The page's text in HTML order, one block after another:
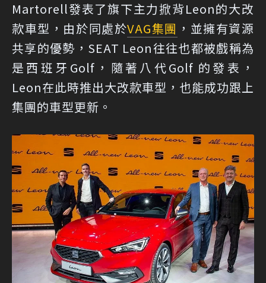
Martorell發表了旗下主力掀背Leon的大改
款車型，由於同處於VAG集團 ，並擁有資源
共享的優勢，SEAT Leon往往也都被戲稱為
是西班牙Golf，隨著八代Golf 的發表，
Leon在此時推出大改款車型，也能成功跟上
集團的車型更新。